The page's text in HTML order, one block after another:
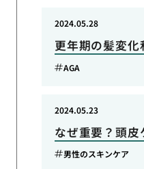
更年期の髪変
2024.05.28
AGA
なぜ重要？頭
2024.05.23
男性のスキンケア